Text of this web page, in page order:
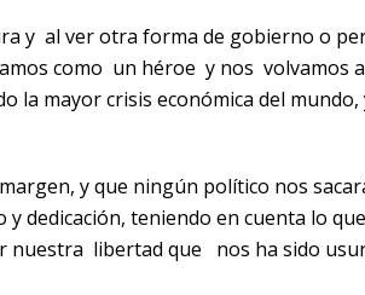
y al ver otra forma de gobierno o
como un héroe y nos volvamos
mayor crisis económica del mundo,
y que ningún político nos
dedicación, teniendo en cuenta lo
nuestra libertad que nos ha sido